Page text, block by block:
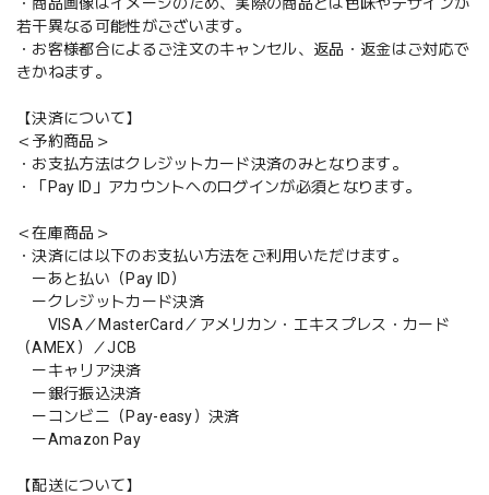
若干異なる可能性がございます。
・お客様都合によるご注文のキャンセル、返品・返金はご対応で
きかねます。
【決済について】
＜予約商品＞
・お支払方法はクレジットカード決済のみとなります。
・「Pay ID」アカウントへのログインが必須となります。
＜在庫商品＞
・決済には以下のお支払い方法をご利用いただけます。
ーあと払い（Pay ID）
ークレジットカード決済
VISA／MasterCard／アメリカン・エキスプレス・カード
（AMEX）／JCB
ーキャリア決済
ー銀行振込決済
ーコンビニ（Pay-easy）決済
ーAmazon Pay
【配送について】